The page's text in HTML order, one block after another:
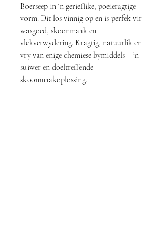
Boerseep in ‘n gerieflike, poeieragtige
vorm. Dit los vinnig op en is perfek vir
wasgoed, skoonmaak en
vlekverwydering. Kragtig, natuurlik en
vry van enige chemiese bymiddels – ‘n
suiwer en doeltreffende
skoonmaakoplossing.